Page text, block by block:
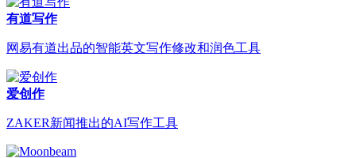
有道写作
网易有道出品的智能英文写作修改和润色工具
爱创作
ZAKER新闻推出的AI写作工具